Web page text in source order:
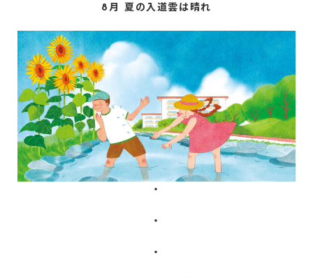
8月 夏の入道雲は晴れ
・
・
・